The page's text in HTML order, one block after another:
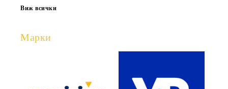
Виж всички
Марки